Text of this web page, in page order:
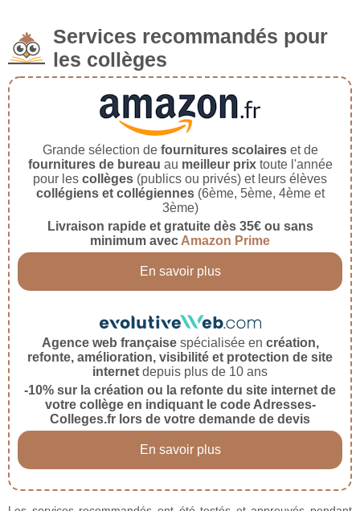
Services recommandés pour
les collèges
Grande sélection de fournitures scolaireset de
fournitures de bureau au meilleur prixtoute l'année
pour les collèges (publics ou privés) et leurs élèves
collégiens et collégiennes(6ème, 5ème, 4ème et
3ème)
Livraison rapide et gratuite dès 35€ ou sans
minimum avec Amazon Prime
En savoir plus
Agence web françaisespécialisée en création,
refonte, amélioration, visibilité et protection de site
internet depuis plus de 10 ans
-10% sur la création ou la refonte du site internet de
votre collège en indiquant le code Adresses-
Colleges.fr lors de votre demande de devis
En savoir plus